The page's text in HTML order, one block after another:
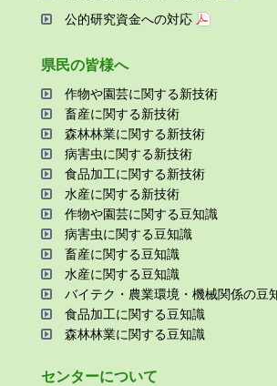
公的研究資金への対応
県⺠の皆様へ
作物や園芸に関する新技術
畜産に関する新技術
森林林業に関する新技術
病害⾍に関する新技術
⾷品加⼯に関する新技術
⽔産に関する新技術
作物や園芸に関する⾖知識
病害⾍に関する⾖知識
畜産に関する⾖知識
⽔産に関する⾖知識
バイテク・農業環境・機械関係の⾖
⾷品加⼯に関する⾖知識
森林林業に関する⾖知識
センターについて